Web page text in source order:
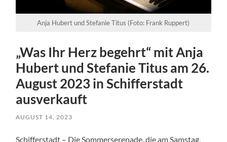
Anja Hubert und Stefanie Titus (Foto: Frank Ruppert)
„Was Ihr Herz begehrt“ mit Anja
Hubert und Stefanie Titus am 26.
August 2023 in Schifferstadt
ausverkauft
AUGUST 14, 2023
Schifferstadt – Die Sommerserenade, die am Samstag,